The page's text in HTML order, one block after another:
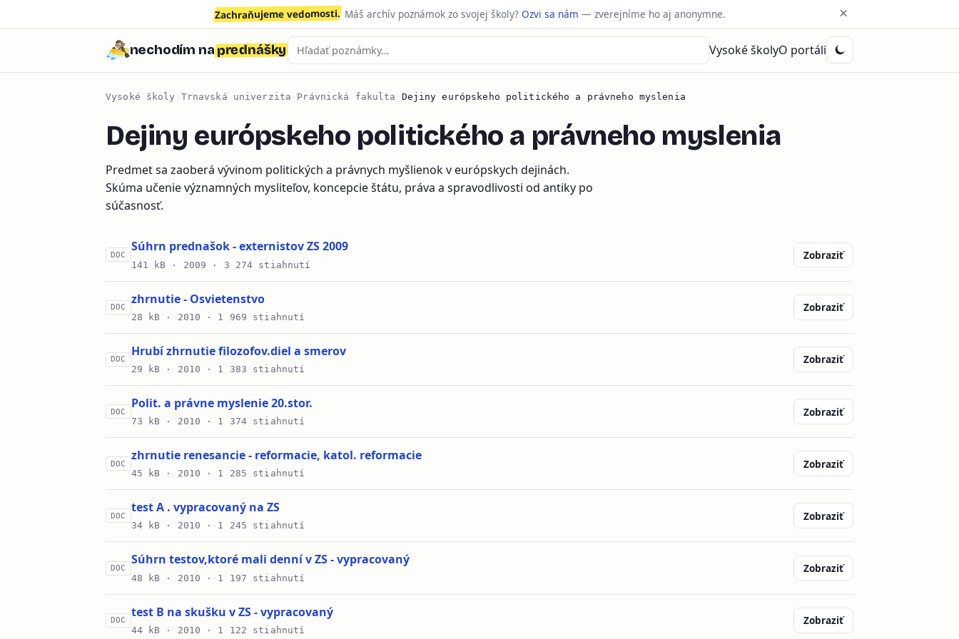
Zachraňujeme vedomosti. Máš archív poznámok zo svojej školy?Ozvi sa nám — zverejníme ho aj anonymne. ×
nechodím naprednášky Vysoké školyO portáli
Vysoké školy › Trnavská univerzita › Právnická fakulta › Dejiny európskeho politického a právneho myslenia
Dejiny európskeho politického a právneho myslenia
Predmet sa zaoberá vývinom politických a právnych myšlienok v európskych dejinách.
Skúma učenie významných mysliteľov, koncepcie štátu, práva a spravodlivosti od antiky po
súčasnosť.
DOC
Súhrn prednašok - externistov ZS 2009
141 kB · 2009 · 3 274 stiahnutí
Zobraziť
DOC
zhrnutie - Osvietenstvo
28 kB · 2010 · 1 969 stiahnutí
Zobraziť
DOC
Hrubí zhrnutie filozofov.diel a smerov
29 kB · 2010 · 1 383 stiahnutí
Zobraziť
DOC
Polit. a právne myslenie 20.stor.
73 kB · 2010 · 1 374 stiahnutí
Zobraziť
DOC
zhrnutie renesancie - reformacie, katol. reformacie
45 kB · 2010 · 1 285 stiahnutí
Zobraziť
DOC
test A . vypracovaný na ZS
34 kB · 2010 · 1 245 stiahnutí
Zobraziť
DOC
Súhrn testov,ktoré mali denní v ZS - vypracovaný
48 kB · 2010 · 1 197 stiahnutí
Zobraziť
DOC
test B na skušku v ZS - vypracovaný
44 kB · 2010 · 1 122 stiahnutí
Zobraziť